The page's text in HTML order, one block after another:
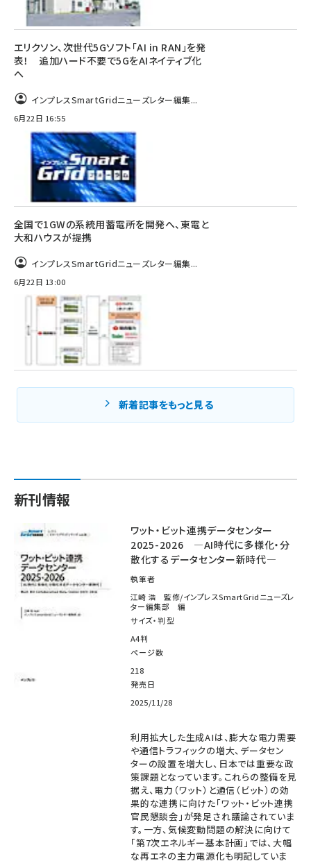
エリクソン、次世代5Gソフト「AI in RAN」を発
表！ 追加ハード不要で5GをAIネイティブ化
へ
インプレスSmartGridニューズレター編集...
6月22日 16:55
全国で1GWの系統用蓄電所を開発へ、東電と
大和ハウスが提携
インプレスSmartGridニューズレター編集...
6月22日 13:00
新着記事をもっと見る
新刊情報
ワット・ビット連携データセンター
2025-2026 ―AI時代に多様化・分
散化するデータセンター新時代―
執筆者
江崎 浩 監修/インプレスSmartGridニューズレ
ター編集部 編
サイズ・判型
A4判
ページ数
218
発売日
2025/11/28
利用拡大した生成AIは、膨大な電力需要
や通信トラフィックの増大、データセン
ターの設置を増大し、日本では重要な政
策課題となっています。これらの整備を見
据え、電力（ワット）と通信（ビット）の効
果的な連携に向けた「ワット・ビット連携
官民懇談会」が発足され議論されていま
す。一方、気候変動問題の解決に向けて
「第7次エネルギー基本計画」では、大幅
な再エネの主力電源化も明記していま